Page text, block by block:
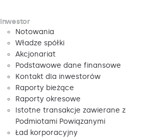
Inwestor
Notowania
Władze spółki
Akcjonariat
Podstawowe dane finansowe
Kontakt dla inwestorów
Raporty bieżące
Raporty okresowe
Istotne transakcje zawierane z
Podmiotami Powiązanymi
Ład korporacyjny